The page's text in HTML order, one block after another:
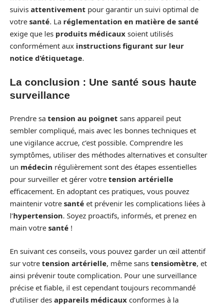
suivis attentivement pour garantir un suivi optimal de
votre santé. La réglementation en matière de santé
exige que les produits médicaux soient utilisés
conformément aux instructions figurant sur leur
notice d’étiquetage.
La conclusion : Une santé sous haute
surveillance
Prendre sa tension au poignet sans appareil peut
sembler compliqué, mais avec les bonnes techniques et
une vigilance accrue, c’est possible. Comprendre les
symptômes, utiliser des méthodes alternatives et consulter
un médecin régulièrement sont des étapes essentielles
pour surveiller et gérer votre tension artérielle
efficacement. En adoptant ces pratiques, vous pouvez
maintenir votre santé et prévenir les complications liées à
l’hypertension. Soyez proactifs, informés, et prenez en
main votre santé !
En suivant ces conseils, vous pouvez garder un œil attentif
sur votre tension artérielle, même sans tensiomètre, et
ainsi prévenir toute complication. Pour une surveillance
précise et fiable, il est cependant toujours recommandé
d’utiliser des appareils médicaux conformes à la